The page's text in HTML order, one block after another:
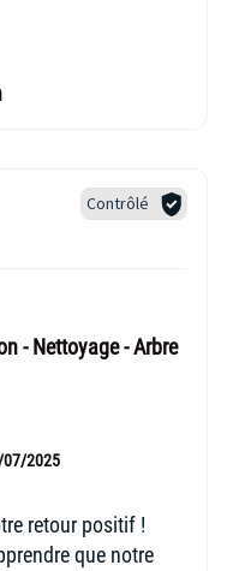
Contrôlé
- Nettoyage - Arbre
07/2025
retour positif !
que notre